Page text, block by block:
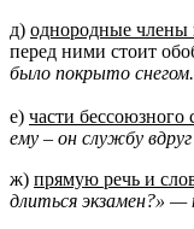
д) однородные члены
перед ними стоит
было покрыто снегом.
е) части
ему – он службу
ж) прямую речь и
длиться экзамен?» —